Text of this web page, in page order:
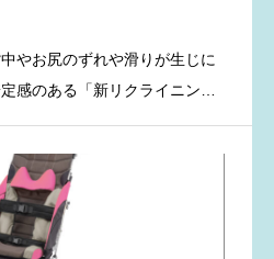
やお尻のずれや滑りが生じに
感のある「新リクライニング
た介助用車椅子（バギー）で